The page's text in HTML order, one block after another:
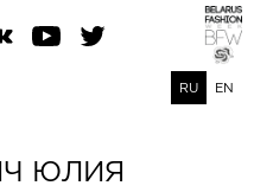
RU EN
ЮЛИЯ